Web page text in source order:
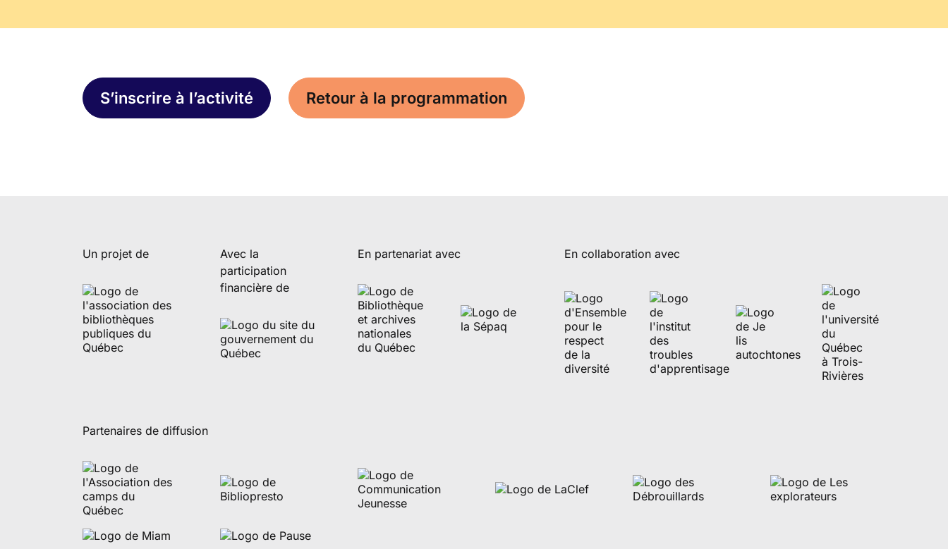
S’inscrire à l’activité Retour à la programmation
Un projet de
Avec la
participation
financière de
En partenariat avec En collaboration avec
Partenaires de diffusion